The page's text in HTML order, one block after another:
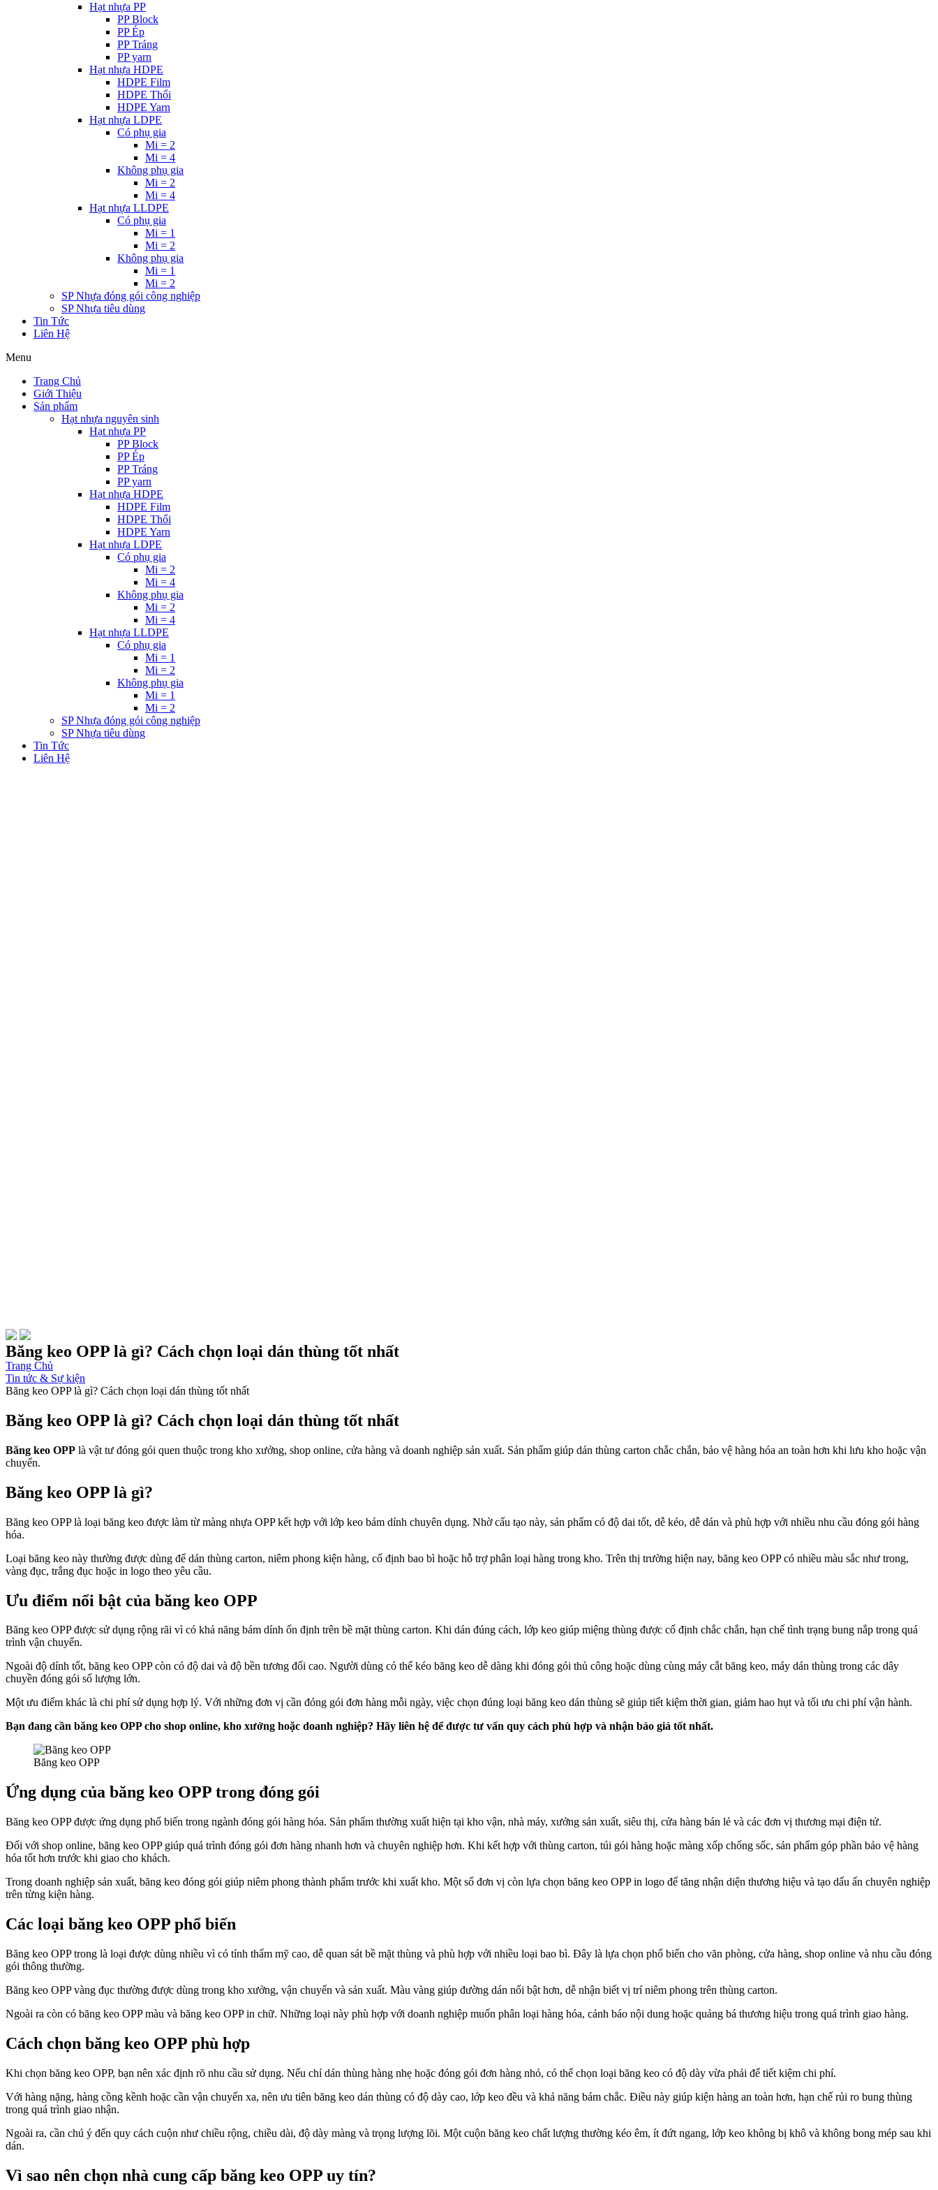
Hạt nhựa PP
PP Block
PP Ép
PP Tráng
PP yarn
Hạt nhựa HDPE
HDPE Film
HDPE Thổi
HDPE Yarn
Hạt nhựa LDPE
Có phụ gia
Mi = 2
Mi = 4
Không phụ gia
Mi = 2
Mi = 4
Hạt nhựa LLDPE
Có phụ gia
Mi = 1
Mi = 2
Không phụ gia
Mi = 1
Mi = 2
SP Nhựa đóng gói công nghiệp
SP Nhựa tiêu dùng
Tin Tức
Liên Hệ
Menu
Trang Chủ
Giới Thiệu
Sản phẩm
Hạt nhựa nguyên sinh
Hạt nhựa PP
PP Block
PP Ép
PP Tráng
PP yarn
Hạt nhựa HDPE
HDPE Film
HDPE Thổi
HDPE Yarn
Hạt nhựa LDPE
Có phụ gia
Mi = 2
Mi = 4
Không phụ gia
Mi = 2
Mi = 4
Hạt nhựa LLDPE
Có phụ gia
Mi = 1
Mi = 2
Không phụ gia
Mi = 1
Mi = 2
SP Nhựa đóng gói công nghiệp
SP Nhựa tiêu dùng
Tin Tức
Liên Hệ
Băng keo OPP là gì? Cách chọn loại dán thùng tốt nhất
Trang Chủ
Tin tức & Sự kiện
Băng keo OPP là gì? Cách chọn loại dán thùng tốt nhất
Băng keo OPP là gì? Cách chọn loại dán thùng tốt nhất
Băng keo OPP là vật tư đóng gói quen thuộc trong kho xưởng, shop online, cửa hàng và doanh nghiệp sản xuất. Sản phẩm giúp dán thùng carton chắc chắn, bảo vệ hàng hóa an toàn hơn khi lưu kho hoặc vận
chuyển.
Băng keo OPP là gì?
Băng keo OPP là loại băng keo được làm từ màng nhựa OPP kết hợp với lớp keo bám dính chuyên dụng. Nhờ cấu tạo này, sản phẩm có độ dai tốt, dễ kéo, dễ dán và phù hợp với nhiều nhu cầu đóng gói hàng
hóa.
Loại băng keo này thường được dùng để dán thùng carton, niêm phong kiện hàng, cố định bao bì hoặc hỗ trợ phân loại hàng trong kho. Trên thị trường hiện nay, băng keo OPP có nhiều màu sắc như trong,
vàng đục, trắng đục hoặc in logo theo yêu cầu.
Ưu điểm nổi bật của băng keo OPP
Băng keo OPP được sử dụng rộng rãi vì có khả năng bám dính ổn định trên bề mặt thùng carton. Khi dán đúng cách, lớp keo giúp miệng thùng được cố định chắc chắn, hạn chế tình trạng bung nắp trong quá
trình vận chuyển.
Ngoài độ dính tốt, băng keo OPP còn có độ dai và độ bền tương đối cao. Người dùng có thể kéo băng keo dễ dàng khi đóng gói thủ công hoặc dùng cùng máy cắt băng keo, máy dán thùng trong các dây
chuyền đóng gói số lượng lớn.
Một ưu điểm khác là chi phí sử dụng hợp lý. Với những đơn vị cần đóng gói đơn hàng mỗi ngày, việc chọn đúng loại băng keo dán thùng sẽ giúp tiết kiệm thời gian, giảm hao hụt và tối ưu chi phí vận hành.
Bạn đang cần băng keo OPP cho shop online, kho xưởng hoặc doanh nghiệp? Hãy liên hệ để được tư vấn quy cách phù hợp và nhận báo giá tốt nhất.
Băng keo OPP
Ứng dụng của băng keo OPP trong đóng gói
Băng keo OPP được ứng dụng phổ biến trong ngành đóng gói hàng hóa. Sản phẩm thường xuất hiện tại kho vận, nhà máy, xưởng sản xuất, siêu thị, cửa hàng bán lẻ và các đơn vị thương mại điện tử.
Đối với shop online, băng keo OPP giúp quá trình đóng gói đơn hàng nhanh hơn và chuyên nghiệp hơn. Khi kết hợp với thùng carton, túi gói hàng hoặc màng xốp chống sốc, sản phẩm góp phần bảo vệ hàng
hóa tốt hơn trước khi giao cho khách.
Trong doanh nghiệp sản xuất, băng keo đóng gói giúp niêm phong thành phẩm trước khi xuất kho. Một số đơn vị còn lựa chọn băng keo OPP in logo để tăng nhận diện thương hiệu và tạo dấu ấn chuyên nghiệp
trên từng kiện hàng.
Các loại băng keo OPP phổ biến
Băng keo OPP trong là loại được dùng nhiều vì có tính thẩm mỹ cao, dễ quan sát bề mặt thùng và phù hợp với nhiều loại bao bì. Đây là lựa chọn phổ biến cho văn phòng, cửa hàng, shop online và nhu cầu đóng
gói thông thường.
Băng keo OPP vàng đục thường được dùng trong kho xưởng, vận chuyển và sản xuất. Màu vàng giúp đường dán nổi bật hơn, dễ nhận biết vị trí niêm phong trên thùng carton.
Ngoài ra còn có băng keo OPP màu và băng keo OPP in chữ. Những loại này phù hợp với doanh nghiệp muốn phân loại hàng hóa, cảnh báo nội dung hoặc quảng bá thương hiệu trong quá trình giao hàng.
Cách chọn băng keo OPP phù hợp
Khi chọn băng keo OPP, bạn nên xác định rõ nhu cầu sử dụng. Nếu chỉ dán thùng hàng nhẹ hoặc đóng gói đơn hàng nhỏ, có thể chọn loại băng keo có độ dày vừa phải để tiết kiệm chi phí.
Với hàng nặng, hàng cồng kềnh hoặc cần vận chuyển xa, nên ưu tiên băng keo dán thùng có độ dày cao, lớp keo đều và khả năng bám chắc. Điều này giúp kiện hàng an toàn hơn, hạn chế rủi ro bung thùng
trong quá trình giao nhận.
Ngoài ra, cần chú ý đến quy cách cuộn như chiều rộng, chiều dài, độ dày màng và trọng lượng lõi. Một cuộn băng keo chất lượng thường kéo êm, ít đứt ngang, lớp keo không bị khô và không bong mép sau khi
dán.
Vì sao nên chọn nhà cung cấp băng keo OPP uy tín?